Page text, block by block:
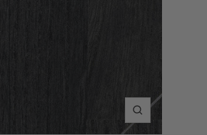
Inzoomen